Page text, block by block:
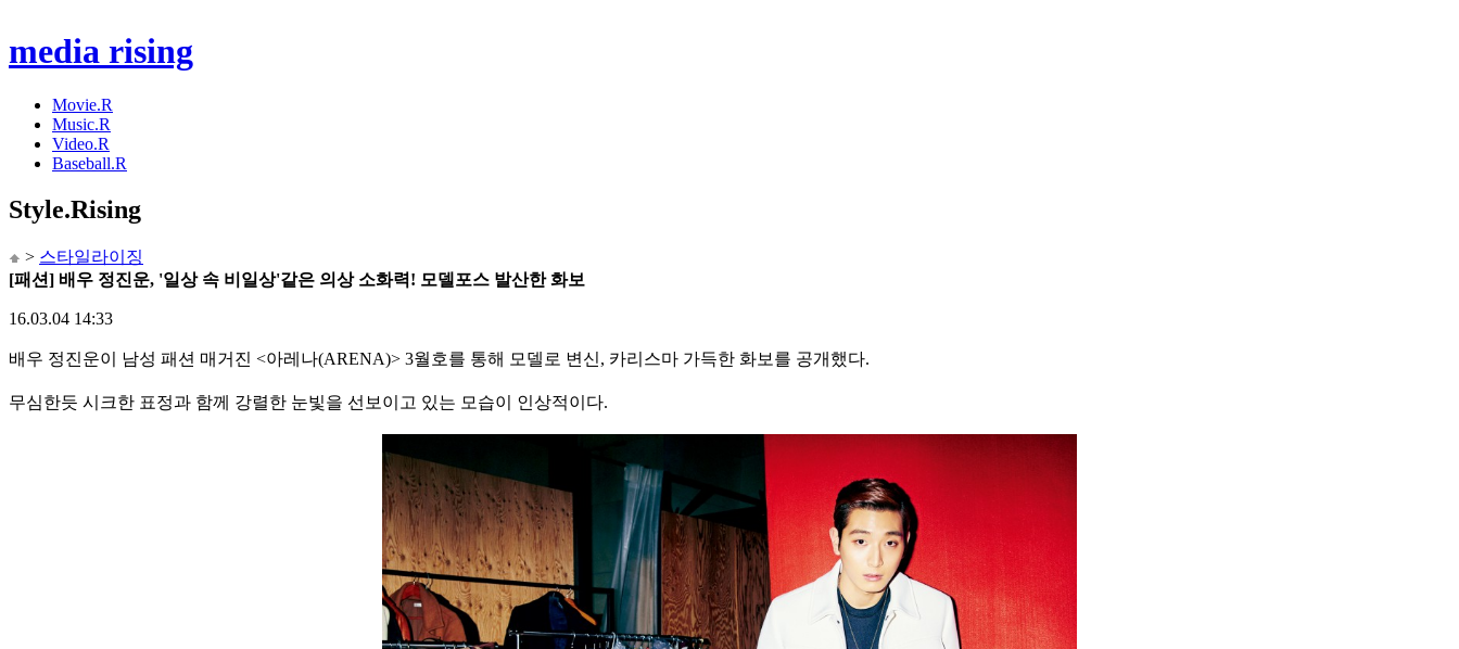
media rising
Movie.R
Music.R
Video.R
Baseball.R
Style.Rising
> 스타일라이징
[패션] 배우 정진운, '일상 속 비일상'같은 의상 소화력! 모델포스 발산한 화보
16.03.04 14:33
배우 정진운이 남성 패션 매거진 <아레나(ARENA)> 3월호를 통해 모델로 변신, 카리스마 가득한 화보를 공개했다.
무심한듯 시크한 표정과 함께 강렬한 눈빛을 선보이고 있는 모습이 인상적이다.